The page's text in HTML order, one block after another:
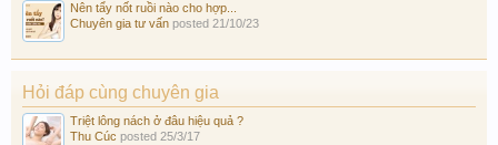
Nên tẩy nốt ruồi nào cho hợp...
Chuyên gia tư vấn posted 21/10/23
Hỏi đáp cùng chuyên gia
Triệt lông nách ở đâu hiệu quả ?
Thu Cúc posted 25/3/17